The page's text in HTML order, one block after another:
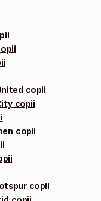
copii
copii
copii
copii